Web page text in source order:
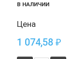
В НАЛИЧИИ
Цена
1 074,58 ₽